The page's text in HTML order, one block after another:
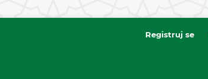
Registruj se